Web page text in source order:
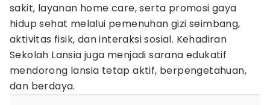
sakit, layanan home care, serta promosi gaya
hidup sehat melalui pemenuhan gizi seimbang,
aktivitas fisik, dan interaksi sosial. Kehadiran
Sekolah Lansia juga menjadi sarana edukatif
mendorong lansia tetap aktif, berpengetahuan,
dan berdaya.